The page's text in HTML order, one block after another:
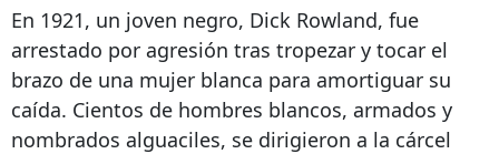
En 1921, un joven negro, Dick Rowland, fue
arrestado por agresión tras tropezar y tocar el
brazo de una mujer blanca para amortiguar su
caída. Cientos de hombres blancos, armados y
nombrados alguaciles, se dirigieron a la cárcel